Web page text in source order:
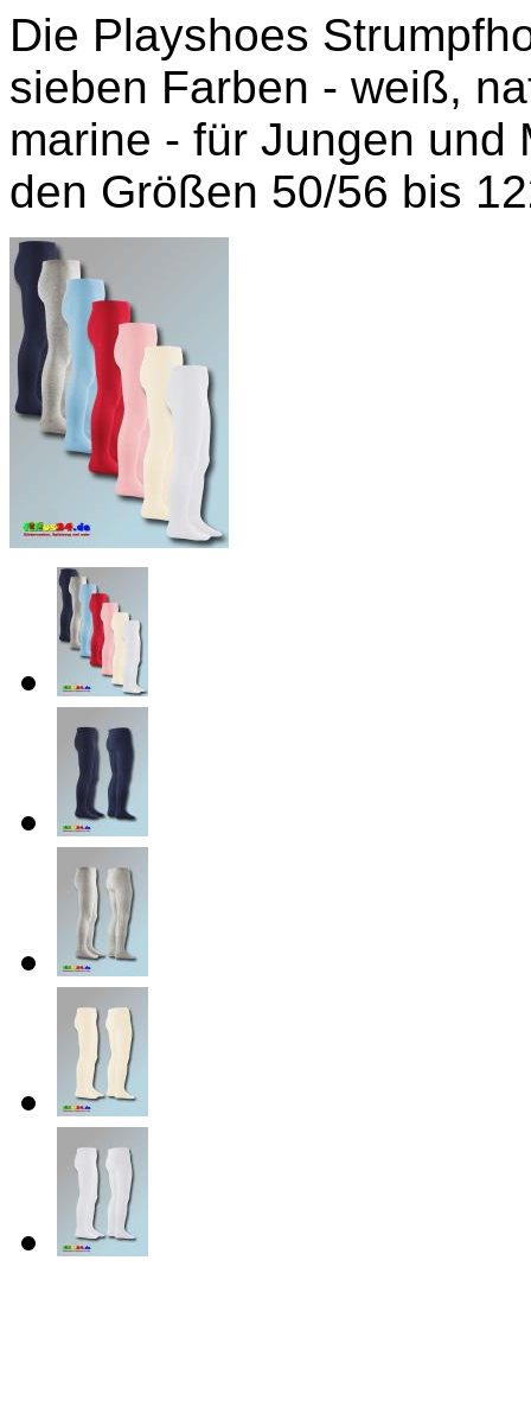
Die Playshoes
sieben Farben - weiß,
marine - für Jungen und
den Größen 50/56 bis